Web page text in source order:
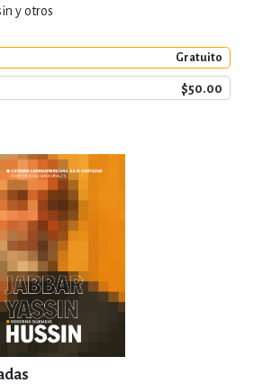
y otros
Gratuito
$50.00